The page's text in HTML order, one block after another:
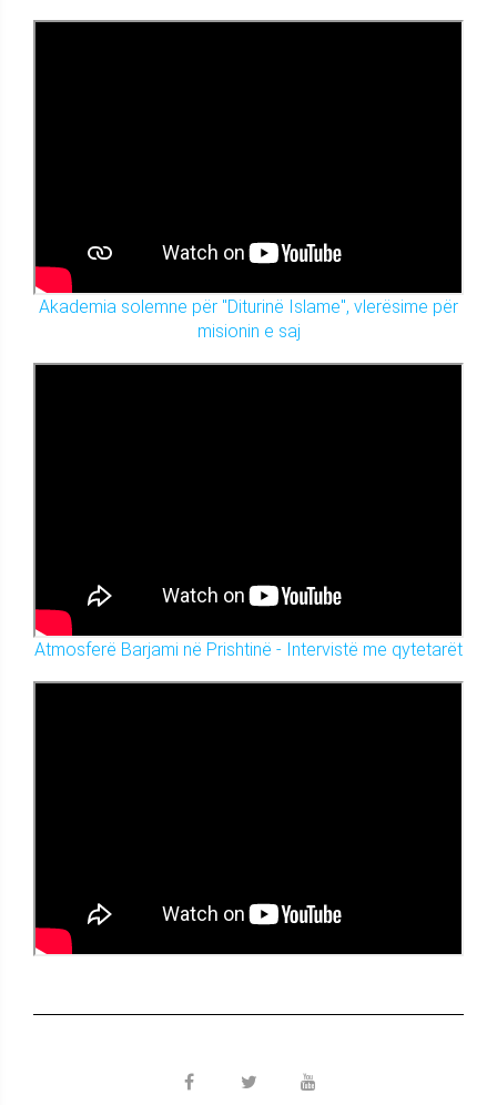
Akademia solemne për "Diturinë Islame", vlerësime për
misionin e saj
Atmosferë Barjami në Prishtinë - Intervistë me qytetarët